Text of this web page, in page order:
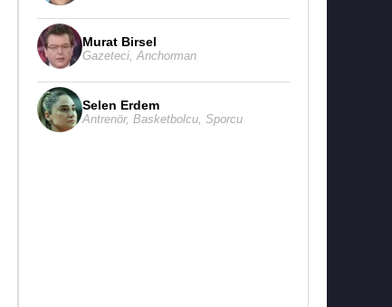
Murat Birsel
Gazeteci Anchorman
Selen Erdem
Antrenör, Basketbolcu Sporcu